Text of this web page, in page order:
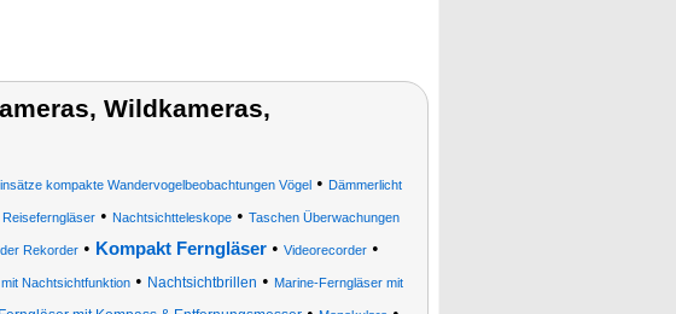
Wildkameras,
kompakte Wandervogelbeobachtungen Vögel• Dämmerlicht
Reiseferngläser• Nachtsichtteleskope• Taschen Überwachungen
Rekorder • Kompakt Ferngläser • Videorecorder •
Nachtsichtfunktion• Nachtsichtbrillen • Marine-Ferngläser mit